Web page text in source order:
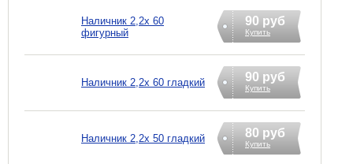
Наличник 2,2х 60
фигурный
90 руб
Купить
Наличник 2,2х 60 гладкий 90 руб
Купить
Наличник 2,2х 50 гладкий 80 руб
Купить